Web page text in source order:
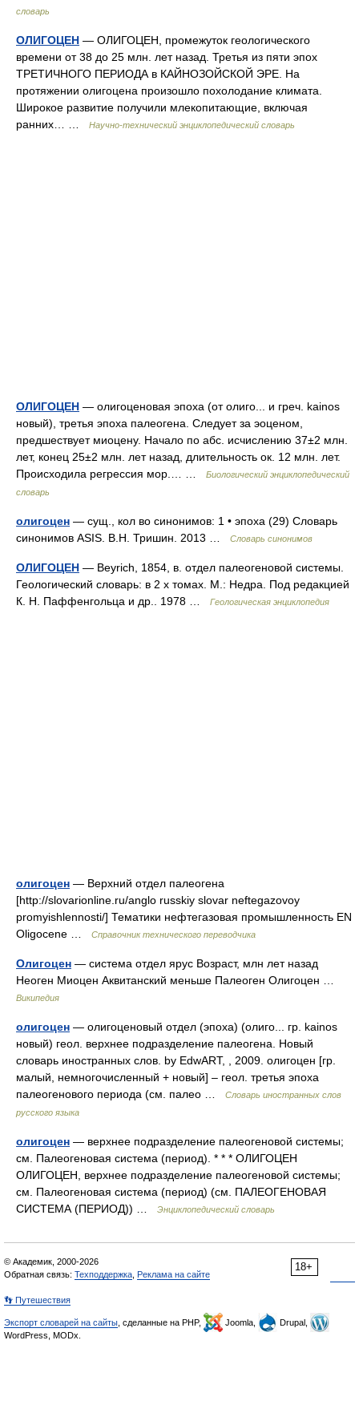
словарь
ОЛИГОЦЕН — ОЛИГОЦЕН, промежуток геологического
времени от 38 до 25 млн. лет назад. Третья из пяти эпох
ТРЕТИЧНОГО ПЕРИОДА в КАЙНОЗОЙСКОЙ ЭРЕ. На
протяжении олигоцена произошло похолодание климата.
Широкое развитие получили млекопитающие, включая
ранних… …
Научно-технический энциклопедический словарь
ОЛИГОЦЕН — олигоценовая эпоха (от олиго... и греч. kainos
новый), третья эпоха палеогена. Следует за эоценом,
предшествует миоцену. Начало по абс. исчислению 37±2 млн.
лет, конец 25±2 млн. лет назад, длительность ок. 12 млн. лет.
Происходила регрессия мор.… …
Биологический энциклопедический
словарь
олигоцен — сущ., кол во синонимов: 1 • эпоха (29) Словарь
синонимов ASIS. В.Н. Тришин. 2013 …
Словарь синонимов
ОЛИГОЦЕН — Beyrich, 1854, в. отдел палеогеновой системы.
Геологический словарь: в 2 х томах. М.: Недра. Под редакцией
К. Н. Паффенгольца и др.. 1978 …
Геологическая энциклопедия
олигоцен — Верхний отдел палеогена
[http://slovarionline.ru/anglo russkiy slovar neftegazovoy
promyishlennosti/] Тематики нефтегазовая промышленность EN
Oligocene …
Справочник технического переводчика
Олигоцен — система отдел ярус Возраст, млн лет назад
Неоген Миоцен Аквитанский меньше Палеоген Олигоцен …
Википедия
олигоцен — олигоценовый отдел (эпоха) (олиго... гр. kainos
новый) геол. верхнее подразделение палеогена. Новый
словарь иностранных слов. by EdwART, , 2009. олигоцен [гр.
малый, немногочисленный + новый] – геол. третья эпоха
палеогенового периода (см. палео …
Словарь иностранных слов
русского языка
олигоцен — верхнее подразделение палеогеновой системы;
см. Палеогеновая система (период). * * * ОЛИГОЦЕН
ОЛИГОЦЕН, верхнее подразделение палеогеновой системы;
см. Палеогеновая система (период) (см. ПАЛЕОГЕНОВАЯ
СИСТЕМА (ПЕРИОД)) …
Энциклопедический словарь
18+
© Академик, 2000-2026
Обратная связь: Техподдержка Реклама на сайте
👣 Путешествия
Экспорт словарей на сайты , сделанные на PHP, Joomla,
Drupal,
WordPress, MODx.